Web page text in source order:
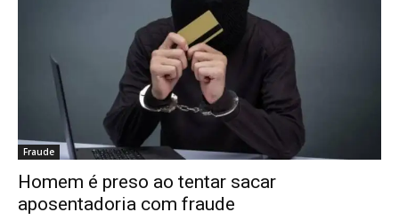
Fraude
Homem é preso ao tentar sacar
aposentadoria com fraude